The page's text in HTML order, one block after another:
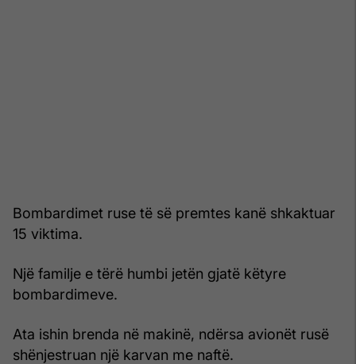
Bombardimet ruse të së premtes kanë shkaktuar
15 viktima.
Një familje e tërë humbi jetën gjatë këtyre
bombardimeve.
Ata ishin brenda në makinë, ndërsa avionët rusë
shënjestruan një karvan me naftë.